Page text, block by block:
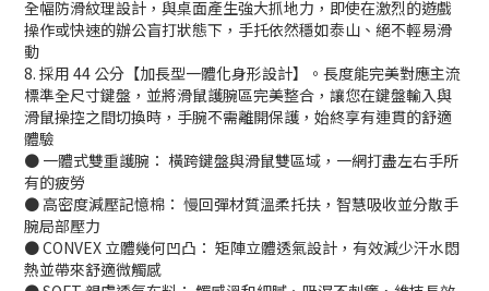
全幅防滑紋理設計，與桌面產生強大抓地力，即使在激烈的遊戲
操作或快速的辦公盲打狀態下，手托依然穩如泰山、絕不輕易滑
動
8. 採用 44 公分【加長型一體化身形設計】。長度能完美對應主流
標準全尺寸鍵盤，並將滑鼠護腕區完美整合，讓您在鍵盤輸入與
滑鼠操控之間切換時，手腕不需離開保護，始終享有連貫的舒適
體驗
● 一體式雙重護腕： 橫跨鍵盤與滑鼠雙區域，一網打盡左右手所
有的疲勞
● 高密度減壓記憶棉： 慢回彈材質溫柔托扶，智慧吸收並分散手
腕局部壓力
● CONVEX 立體幾何凹凸： 矩陣立體透氣設計，有效減少汗水悶
熱並帶來舒適微觸感